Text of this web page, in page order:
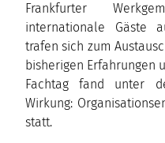
Frankfurter
internationale Gäste
trafen sich zum
bisherigen Erfahrungen
Fachtag fand unter
Wirkung:
statt.